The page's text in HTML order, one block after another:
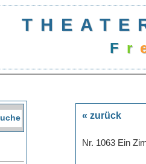
F r
« zurück
Nr. 1063 Ein